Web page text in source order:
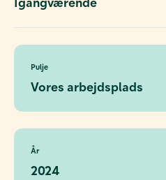
Pulje
Vores arbejdsplads
År
2024